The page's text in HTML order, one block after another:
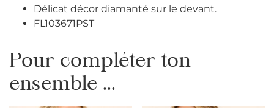
Délicat décor diamanté sur le devant.
FL103671PST
Pour compléter ton
ensemble ...